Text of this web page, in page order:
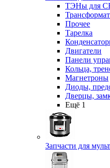
ТЭНы для
Прочее
Тарелка
Двигатели
Панели
Кольца,
Магнетроны
Диоды,
Дверцы,
Ещё 1
Запчасти для